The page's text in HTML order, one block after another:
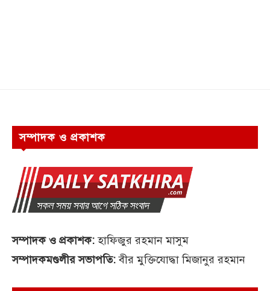
সম্পাদক ও প্রকাশক
সম্পাদক ও প্রকাশক:হাফিজুর রহমান মাসুম
সম্পাদকমণ্ডলীর সভাপতি:বীর মুক্তিযোদ্ধা মিজানুর রহমান